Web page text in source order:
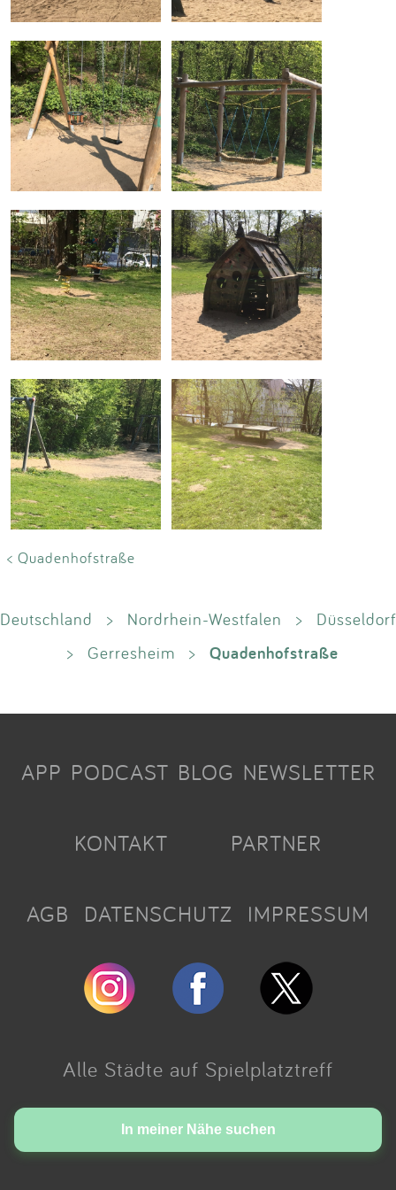
< Quadenhofstraße
Deutschland > Nordrhein-Westfalen >
Düsseldorf
>
Gerresheim > Quadenhofstraße
In meiner Nähe suchen
APP PODCAST BLOG NEWSLETTER
KONTAKT PARTNER
AGB DATENSCHUTZ IMPRESSUM
Alle Städte auf Spielplatztreff
Made with love in Cologne.